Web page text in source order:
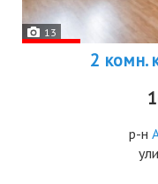
13
2 комн.
р-н